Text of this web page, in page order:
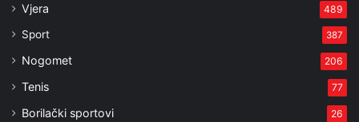
Vjera 489
Sport 387
Nogomet 206
Tenis 77
Borilački sportovi 26